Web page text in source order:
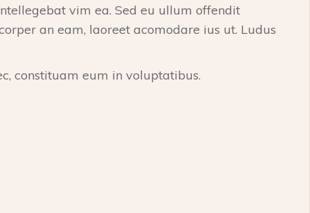
vim ea. Sed eu ullum offendit
an eam, laoreet acomodare ius ut. Ludus
constituam eum in voluptatibus.